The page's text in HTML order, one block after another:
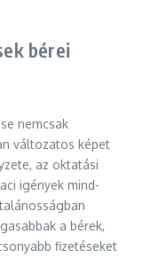
bérei
nemcsak
változatos képet
az oktatási
igények mind-
a bérek,
fizetéseket